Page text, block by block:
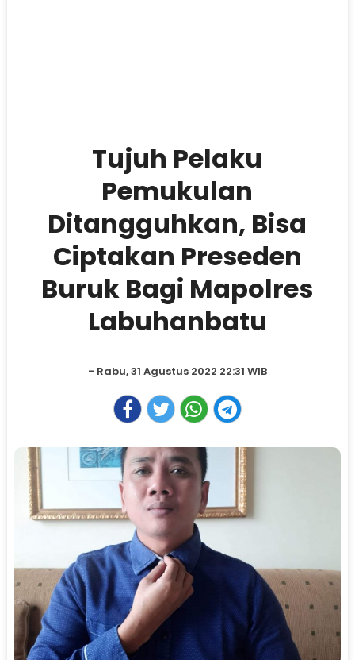
Tujuh Pelaku
Pemukulan
Ditangguhkan, Bisa
Ciptakan Preseden
Buruk Bagi Mapolres
Labuhanbatu
- Rabu, 31 Agustus 2022 22:31 WIB